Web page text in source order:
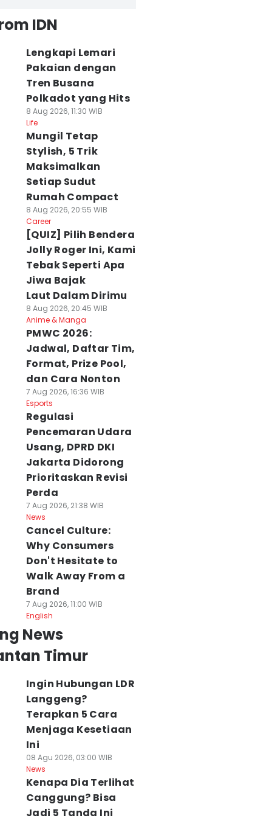
IDN
Lengkapi Lemari
Pakaian dengan
Tren Busana
Polkadot yang Hits
8 Aug 2026, 11:30 WIB
Life
Mungil Tetap
Stylish, 5 Trik
Maksimalkan
Setiap Sudut
Rumah Compact
8 Aug 2026, 20:55 WIB
Career
[QUIZ] Pilih Bendera
Jolly Roger Ini, Kami
Tebak Seperti Apa
Jiwa Bajak
Laut Dalam Dirimu
8 Aug 2026, 20:45 WIB
Anime & Manga
PMWC 2026:
Jadwal, Daftar Tim,
Format, Prize Pool,
dan Cara Nonton
7 Aug 2026, 16:36 WIB
Esports
Regulasi
Pencemaran Udara
Usang, DPRD DKI
Jakarta Didorong
Prioritaskan Revisi
Perda
7 Aug 2026, 21:38 WIB
News
Cancel Culture:
Why Consumers
Don't Hesitate to
Walk Away From a
Brand
7 Aug 2026, 11:00 WIB
English
News
Timur
Ingin Hubungan LDR
Langgeng?
Terapkan 5 Cara
Menjaga Kesetiaan
Ini
08 Agu 2026, 03:00 WIB
News
Kenapa Dia Terlihat
Canggung? Bisa
Jadi 5 Tanda Ini